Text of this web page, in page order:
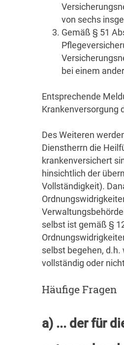
von sechs
Gemäß § 51
bei einem
Entsprechende
Krankenversorgung
Des Weiteren
Dienstherrn die
krankenversichert
hinsichtlich der
Vollständigkeit).
selbst ist gemäß §
selbst begehen,
vollständig oder
Häufige Fragen
a) ... der für